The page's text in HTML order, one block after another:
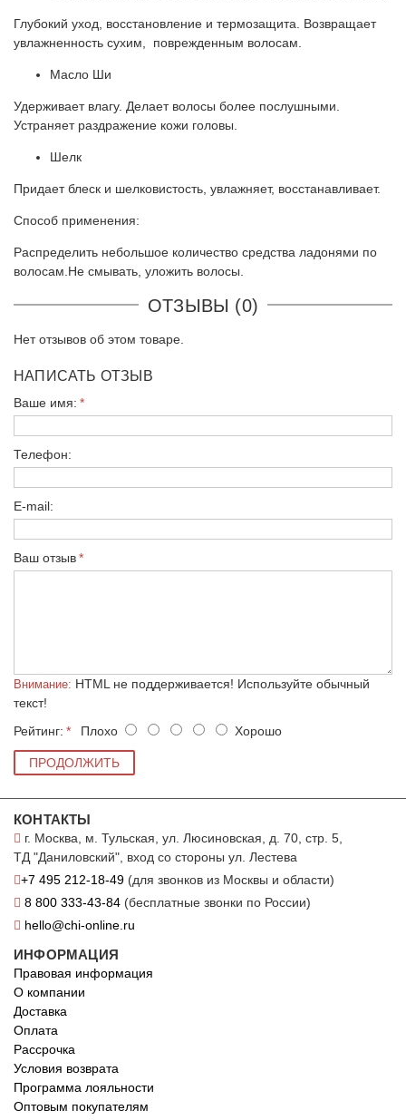
Глубокий уход, восстановление и термозащита. Возвращает
увлажненность сухим, поврежденным волосам.
Масло Ши
Удерживает влагу. Делает волосы более послушными.
Устраняет раздражение кожи головы.
Шелк
Придает блеск и шелковистость, увлажняет, восстанавливает.
Способ применения:
Распределить небольшое количество средства ладонями по
волосам.Не смывать, уложить волосы.
ОТЗЫВЫ (0)
Нет отзывов об этом товаре.
НАПИСАТЬ ОТЗЫВ
Ваше имя:
Телефон:
E-mail:
Ваш отзыв
Внимание: HTML не поддерживается! Используйте обычный
текст!
Рейтинг:
Плохо Хорошо
ПРОДОЛЖИТЬ
КОНТАКТЫ
г. Москва, м. Тульская, ул. Люсиновская, д. 70, стр. 5,
ТД "Даниловский", вход со стороны ул. Лестева
+7 495 212-18-49 (для звонков из Москвы и области)
8 800 333-43-84 (бесплатные звонки по России)
hello@chi-online.ru
ИНФОРМАЦИЯ
Правовая информация
О компании
Доставка
Оплата
Рассрочка
Условия возврата
Программа лояльности
Оптовым покупателям